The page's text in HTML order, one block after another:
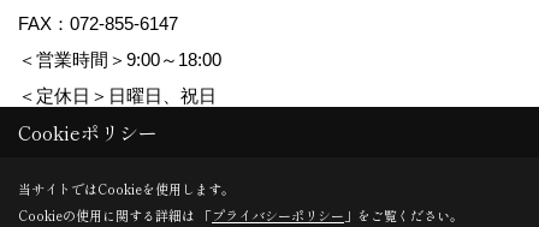
FAX：072-855-6147
＜営業時間＞9:00～18:00
＜定休日＞日曜日、祝日
Copyright (c) 中川忠工務店. All Rights Reserved.
Produced byゴデスクリエイト
Cookieポリシー
当サイトではCookieを使用します。
Cookieの使用に関する詳細は 「プライバシーポリシー 」をご覧ください。